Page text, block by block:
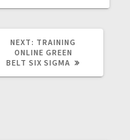
NEXT: TRAINING
ONLINE GREEN
BELT SIX SIGMA